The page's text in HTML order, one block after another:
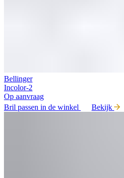
Bellinger
Incolor-2
Op aanvraag
Bril passen in de winkel
Bekijk